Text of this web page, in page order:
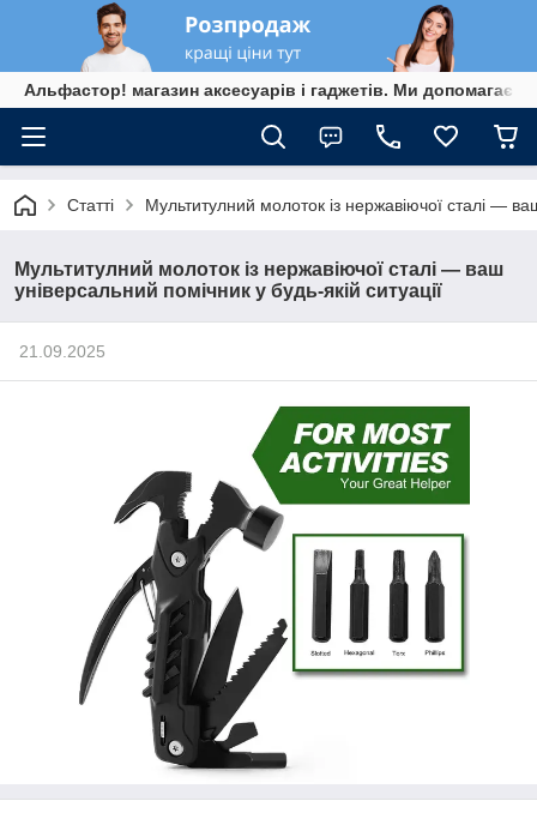
Альфастор! магазин аксесуарів і гаджетів. Ми
Статті Мультитулний молоток із нержавіючої сталі —
Мультитулний молоток із нержавіючої сталі — ваш
універсальний помічник у будь-якій ситуації
21.09.2025